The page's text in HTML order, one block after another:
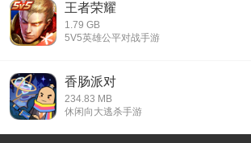
王者荣耀
1.79 GB
5V5英雄公平对战手游
香肠派对
234.83 MB
休闲向大逃杀手游